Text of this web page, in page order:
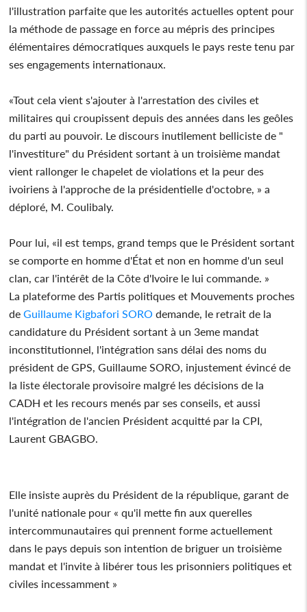
l'illustration parfaite que les autorités actuelles optent pour
la méthode de passage en force au mépris des principes
élémentaires démocratiques auxquels le pays reste tenu par
ses engagements internationaux.
«Tout cela vient s'ajouter à l'arrestation des civiles et
militaires qui croupissent depuis des années dans les geôles
du parti au pouvoir. Le discours inutilement belliciste de "
l'investiture" du Président sortant à un troisième mandat
vient rallonger le chapelet de violations et la peur des
ivoiriens à l'approche de la présidentielle d'octobre, » a
déploré, M. Coulibaly.
Pour lui, «il est temps, grand temps que le Président sortant
se comporte en homme d'État et non en homme d'un seul
clan, car l'intérêt de la Côte d'Ivoire le lui commande. »
La plateforme des Partis politiques et Mouvements proches
deGuillaume Kigbafori SORO demande, le retrait de la
candidature du Président sortant à un 3eme mandat
inconstitutionnel, l'intégration sans délai des noms du
président de GPS, Guillaume SORO, injustement évincé de
la liste électorale provisoire malgré les décisions de la
CADH et les recours menés par ses conseils, et aussi
l'intégration de l'ancien Président acquitté par la CPI,
Laurent GBAGBO.
Elle insiste auprès du Président de la république, garant de
l'unité nationale pour « qu'il mette fin aux querelles
intercommunautaires qui prennent forme actuellement
dans le pays depuis son intention de briguer un troisième
mandat et l'invite à libérer tous les prisonniers politiques et
civiles incessamment »